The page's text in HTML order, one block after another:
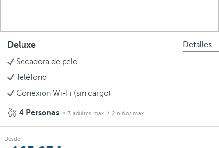
Deluxe
Detalles
Secadora de pelo
Teléfono
Conexión Wi-Fi (sin cargo)
4 Personas 3 adultos máx. / 2 niños máx.
Desde